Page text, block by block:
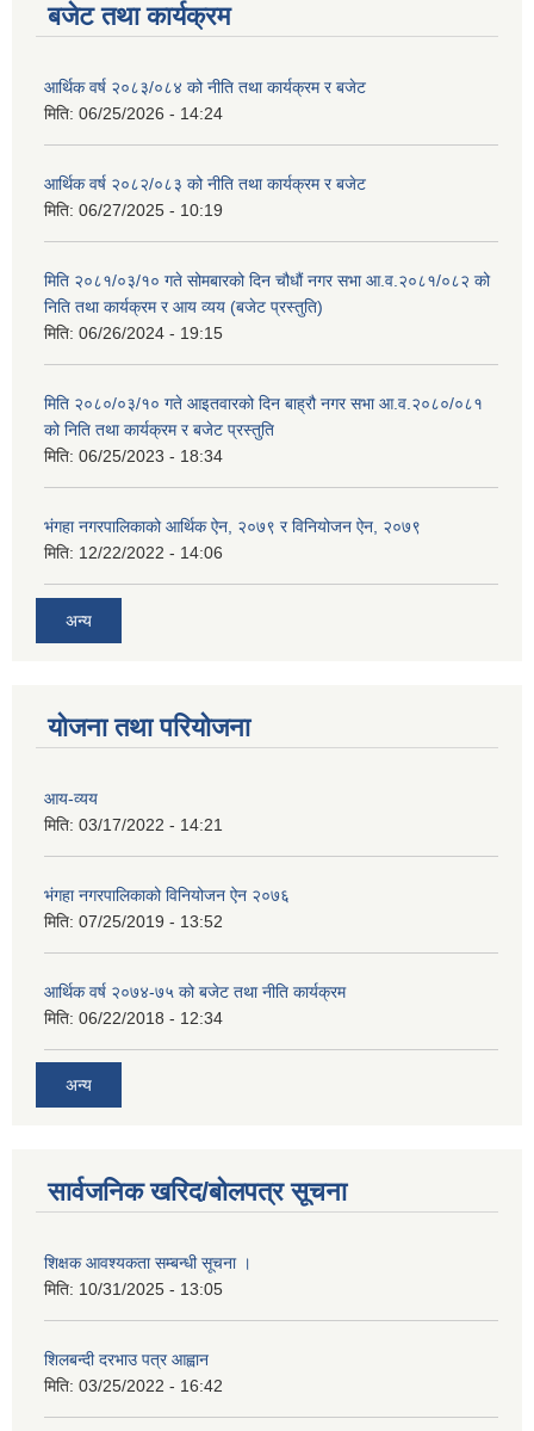
बजेट तथा कार्यक्रम
आर्थिक वर्ष २०८३/०८४ को नीति तथा कार्यक्रम र बजेट
मिति: 06/25/2026 - 14:24
आर्थिक वर्ष २०८२/०८३ को नीति तथा कार्यक्रम र बजेट
मिति: 06/27/2025 - 10:19
मिति २०८१/०३/१० गते सोमबारको दिन चौधौं नगर सभा आ.व.२०८१/०८२ को
निति तथा कार्यक्रम र आय व्यय (बजेट प्रस्तुति)
मिति: 06/26/2024 - 19:15
मिति २०८०/०३/१० गते आइतवारको दिन बाह्रौ नगर सभा आ.व.२०८०/०८१
को निति तथा कार्यक्रम र बजेट प्रस्तुति
मिति: 06/25/2023 - 18:34
भंगहा नगरपालिकाको आर्थिक ऐन, २०७९ र विनियोजन ऐन, २०७९
मिति: 12/22/2022 - 14:06
अन्य
योजना तथा परियोजना
आय-व्यय
मिति: 03/17/2022 - 14:21
भंगहा नगरपालिकाको विनियोजन ऐन २०७६
मिति: 07/25/2019 - 13:52
आर्थिक वर्ष २०७४-७५ को बजेट तथा नीति कार्यक्रम
मिति: 06/22/2018 - 12:34
अन्य
सार्वजनिक खरिद/बोलपत्र सूचना
शिक्षक आवश्यकता सम्बन्धी सूचना ।
मिति: 10/31/2025 - 13:05
शिलबन्दी दरभाउ पत्र आह्वान
मिति: 03/25/2022 - 16:42